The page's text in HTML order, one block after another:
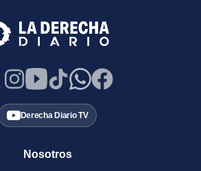
Derecha Diario TV
Nosotros